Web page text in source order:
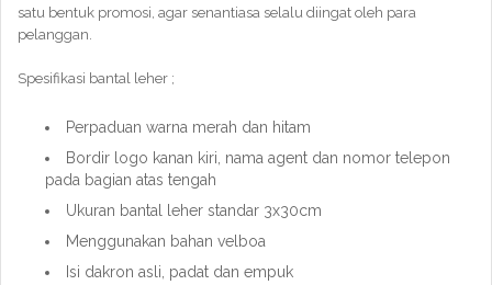
satu bentuk promosi, agar senantiasa selalu diingat oleh para
pelanggan.
Spesifikasi bantal leher ;
Perpaduan warna merah dan hitam
Bordir logo kanan kiri, nama agent dan nomor telepon
pada bagian atas tengah
Ukuran bantal leher standar 3x30cm
Menggunakan bahan velboa
Isi dakron asli, padat dan empuk